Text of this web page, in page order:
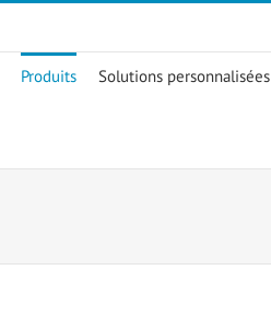
Produits Solutions personnalisées